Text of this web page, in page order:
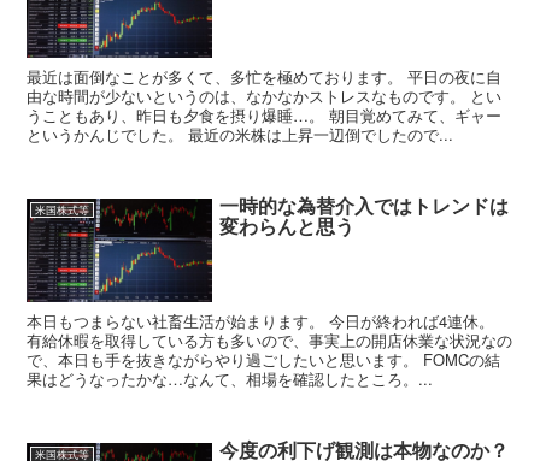
最近は面倒なことが多くて、多忙を極めております。 平日の夜に自
由な時間が少ないというのは、なかなかストレスなものです。 とい
うこともあり、昨日も夕食を摂り爆睡…。 朝目覚めてみて、ギャー
というかんじでした。 最近の米株は上昇一辺倒でしたので...
米国株式等 一時的な為替介入ではトレンドは
変わらんと思う
本日もつまらない社畜生活が始まります。 今日が終われば4連休。
有給休暇を取得している方も多いので、事実上の開店休業な状況なの
で、本日も手を抜きながらやり過ごしたいと思います。 FOMCの結
果はどうなったかな…なんて、相場を確認したところ。...
米国株式等 今度の利下げ観測は本物なのか？